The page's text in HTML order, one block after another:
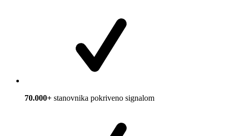
70.000+ stanovnika pokriveno signalom